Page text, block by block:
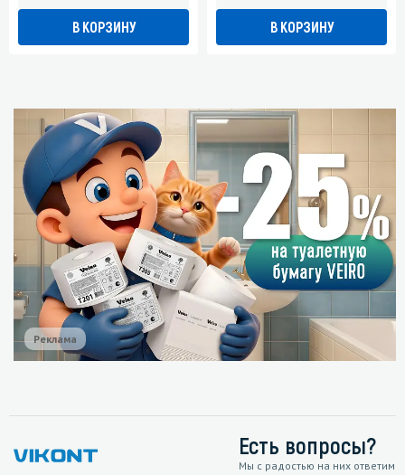
В КОРЗИНУ В КОРЗИНУ
Реклама
Есть вопросы?
Мы с радостью на них ответим